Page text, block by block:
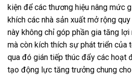
kiện để các thương hiệu nâng mức
khích các nhà sản xuất mở rộng
này không chỉ góp phần gia tăng lợi
mà còn kích thích sự phát triển của
qua đó gián tiếp thúc đẩy các hoạt
tạo động lực tăng trưởng chung cho